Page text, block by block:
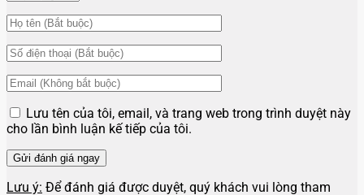
Lưu tên của tôi, email, và trang web trong trình duyệt này
cho lần bình luận kế tiếp của tôi.
Lưu ý: Để đánh giá được duyệt, quý khách vui lòng tham